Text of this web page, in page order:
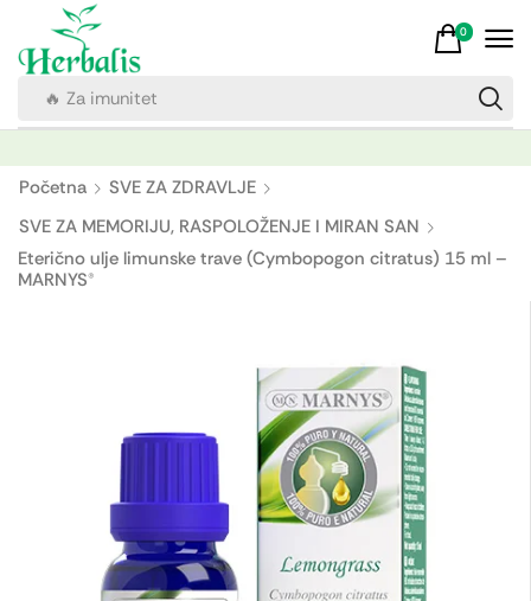
🔥 Za imunitet
0
Početna
SVE ZA ZDRAVLJE
SVE ZA MEMORIJU, RASPOLOŽENJE I MIRAN SAN
Eterično ulje limunske trave (Cymbopogon citratus) 15 ml –
MARNYS®